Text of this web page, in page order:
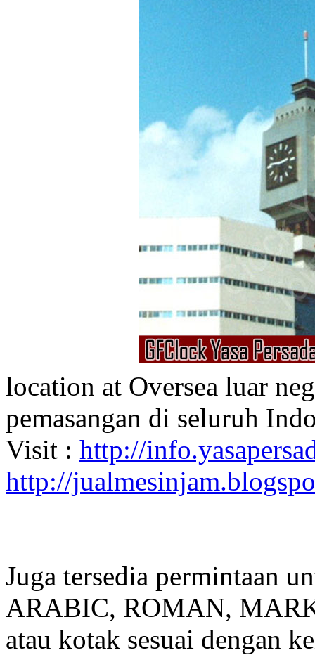
location at Oversea luar
pemasangan di seluruh
Visit : http://
http://
Juga tersedia permintaan
ARABIC, ROMAN,
atau kotak sesuai dengan